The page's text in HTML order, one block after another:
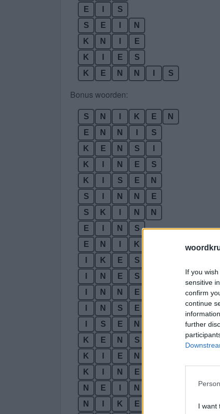
If you
sensitive
confirm
continue
further
I want
E
S
S
E
N
K
N
E
K
E
S
K
E N N S
Bonus woorden:
S N K E
N
E
N N
S
K
E N S
K
N E
S
K
S E
N
S
N N
E
S
K N
N
E
N
S
E
N
K
K E
S
N E
S
N N
E
N S
E
S E
N
K
E N
S
K
E
N
K
N
E
N
E
N
N
K
E